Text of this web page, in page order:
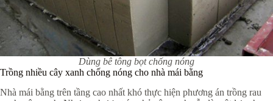
Dùng bê tông bọt chống nóng
Trồng nhiều cây xanh chống nóng cho nhà mái bằng
Nhà mái bằng trên tầng cao nhất khó thực hiện phương án trồng rau